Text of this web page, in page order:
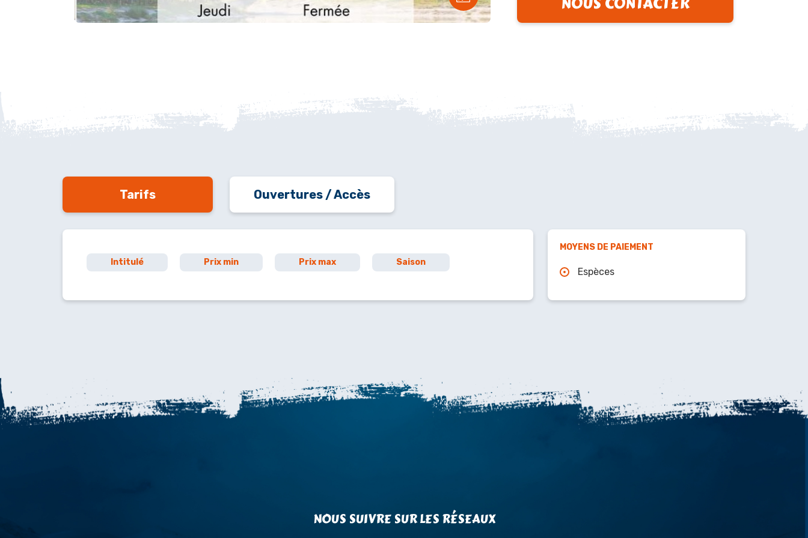
Tarifs Ouvertures / Accès
Intitulé Prix min Prix max Saison
MOYENS DE PAIEMENT
Espèces
NOUS SUIVRE SUR LES RÉSEAUX